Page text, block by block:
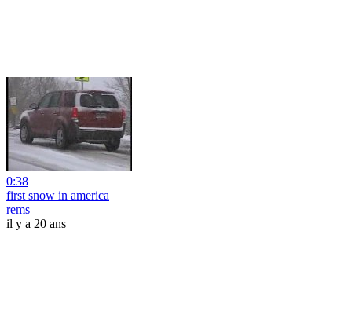
0:38
first snow in america
rems
il y a 20 ans